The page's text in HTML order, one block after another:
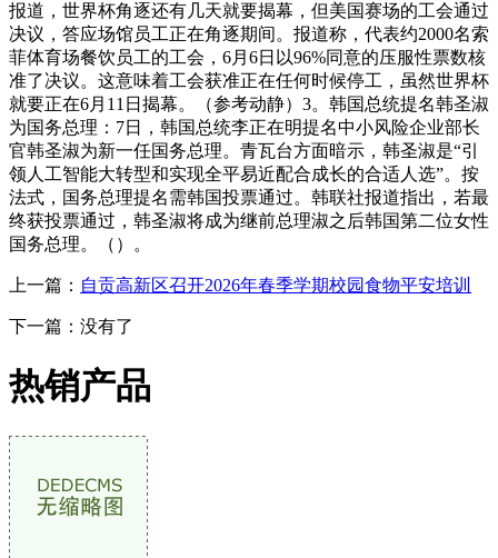
报道，世界杯角逐还有几天就要揭幕，但美国赛场的工会通过
决议，答应场馆员工正在角逐期间。报道称，代表约2000名索
菲体育场餐饮员工的工会，6月6日以96%同意的压服性票数核
准了决议。这意味着工会获准正在任何时候停工，虽然世界杯
就要正在6月11日揭幕。（参考动静）3。韩国总统提名韩圣淑
为国务总理：7日，韩国总统李正在明提名中小风险企业部长
官韩圣淑为新一任国务总理。青瓦台方面暗示，韩圣淑是“引
领人工智能大转型和实现全平易近配合成长的合适人选”。按
法式，国务总理提名需韩国投票通过。韩联社报道指出，若最
终获投票通过，韩圣淑将成为继前总理淑之后韩国第二位女性
国务总理。（）。
上一篇： 自贡高新区召开2026年春季学期校园食物平安培训
下一篇：没有了
热销产品